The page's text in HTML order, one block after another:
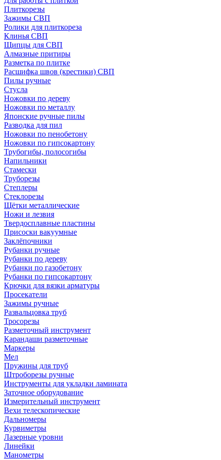
Плиткорезы
Зажимы СВП
Ролики для плиткореза
Клинья СВП
Щипцы для СВП
Алмазные притиры
Разметка по плитке
Расшифка швов (крестики) СВП
Пилы ручные
Стусла
Ножовки по дереву
Ножовки по металлу
Японские ручные пилы
Разводка для пил
Ножовки по пенобетону
Ножовки по гипсокартону
Трубогибы, полосогибы
Напильники
Стамески
Труборезы
Степлеры
Стеклорезы
Щётки металлические
Ножи и лезвия
Твердосплавные пластины
Присоски вакуумные
Заклёпочники
Рубанки ручные
Рубанки по дереву
Рубанки по газобетону
Рубанки по гипсокартону
Крючки для вязки арматуры
Просекатели
Зажимы ручные
Развальцовка труб
Тросорезы
Разметочный инструмент
Карандаши разметочные
Маркеры
Мел
Пружины для труб
Штроборезы ручные
Инструменты для укладки ламината
Заточное оборудование
Измерительный инструмент
Вехи телескопические
Дальномеры
Курвиметры
Лазерные уровни
Линейки
Манометры